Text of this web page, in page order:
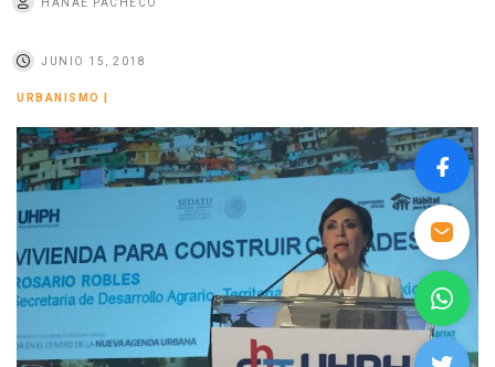
HANAE PACHECO
JUNIO 15, 2018
URBANISMO